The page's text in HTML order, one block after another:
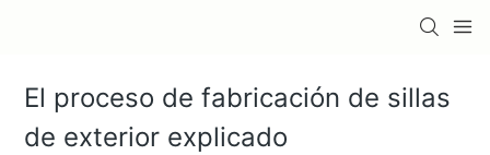
El proceso de fabricación de sillas
de exterior explicado